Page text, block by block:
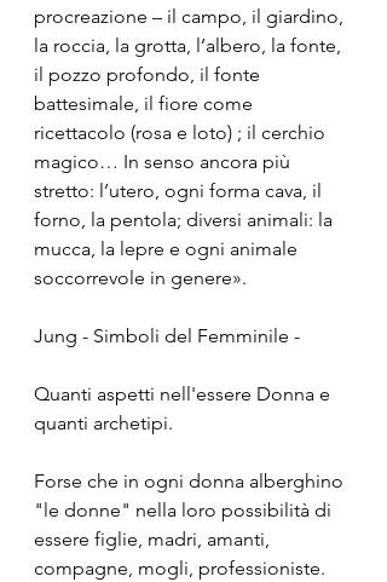
procreazione – il campo, il giardino,
la roccia, la grotta, l’albero, la fonte,
il pozzo profondo, il fonte
battesimale, il fiore come
ricettacolo (rosa e loto) ; il cerchio
magico… In senso ancora più
stretto: l’utero, ogni forma cava, il
forno, la pentola; diversi animali: la
mucca, la lepre e ogni animale
soccorrevole in genere».
Jung - Simboli del Femminile -
Quanti aspetti nell'essere Donna e
quanti archetipi.
Forse che in ogni donna alberghino
"le donne" nella loro possibilità di
essere figlie, madri, amanti,
compagne, mogli, professioniste.